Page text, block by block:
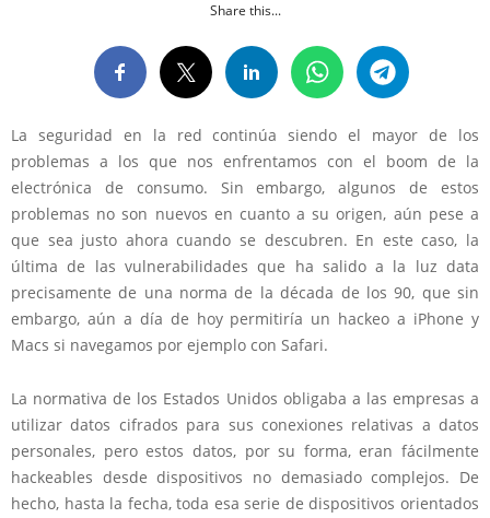
Share this...
La seguridad en la red continúa siendo el mayor de los
problemas a los que nos enfrentamos con el boom de la
electrónica de consumo. Sin embargo, algunos de estos
problemas no son nuevos en cuanto a su origen, aún pese a
que sea justo ahora cuando se descubren. En este caso, la
última de las vulnerabilidades que ha salido a la luz data
precisamente de una norma de la década de los 90, que sin
embargo, aún a día de hoy permitiría un hackeo a iPhone y
Macs si navegamos por ejemplo con Safari.
La normativa de los Estados Unidos obligaba a las empresas a
utilizar datos cifrados para sus conexiones relativas a datos
personales, pero estos datos, por su forma, eran fácilmente
hackeables desde dispositivos no demasiado complejos. De
hecho, hasta la fecha, toda esa serie de dispositivos orientados